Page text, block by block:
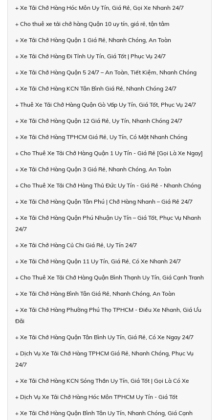
+ Xe Tải Chở Hàng Hóc Môn Uy Tín, Giá Rẻ, Gọi Xe Nhanh 24/7
+ Cho thuê xe tải chở hàng Quận 10 uy tín, giá rẻ, tận tâm
+ Xe Tải Chở Hàng Quận 1 Giá Rẻ, Nhanh Chóng, An Toàn
+ Xe Tải Chở Hàng Đi Tỉnh Uy Tín, Giá Tốt | Phục Vụ 24/7
+ Xe Tải Chở Hàng Quận 5 24/7 – An Toàn, Tiết Kiệm, Nhanh Chóng
+ Xe Tải Chở Hàng KCN Tân Bình Giá Rẻ, Nhanh Chóng 24/7
+ Thuê Xe Tải Chở Hàng Quận Gò Vấp Uy Tín, Giá Tốt, Phục Vụ 24/7
+ Xe Tải Chở Hàng Quận 12 Giá Rẻ, Uy Tín, Nhanh Chóng 24/7
+ Xe Tải Chở Hàng TPHCM Giá Rẻ, Uy Tín, Có Mặt Nhanh Chóng
+ Cho Thuê Xe Tải Chở Hàng Quận 1 Uy Tín - Giá Rẻ [Gọi Là Xe Ngay]
+ Xe Tải Chở Hàng Quận 3 Giá Rẻ, Nhanh Chóng, An Toàn
+ Cho Thuê Xe Tải Chở Hàng Thủ Đức Uy Tín - Giá Rẻ - Nhanh Chóng
+ Xe Tải Chở Hàng Quận Tân Phú | Chở Hàng Nhanh – Giá Rẻ 24/7
+ Xe Tải Chở Hàng Quận Phú Nhuận Uy Tín – Giá Tốt, Phục Vụ Nhanh
24/7
+ Xe Tải Chở Hàng Củ Chi Giá Rẻ, Uy Tín 24/7
+ Xe Tải Chở Hàng Quận 11 Uy Tín, Giá Rẻ, Có Xe Nhanh 24/7
+ Cho Thuê Xe Tải Chở Hàng Quận Bình Thạnh Uy Tín, Giá Cạnh Tranh
+ Xe Tải Chở Hàng Bình Tân Giá Rẻ, Nhanh Chóng, An Toàn
+ Xe Tải Chở Hàng Phường Phú Thọ TPHCM - Điều Xe Nhanh, Giá Ưu
Đãi
+ Xe Tải Chở Hàng Quận Tân Bình Uy Tín, Giá Rẻ, Có Xe Ngay 24/7
+ Dịch Vụ Xe Tải Chở Hàng TPHCM Giá Rẻ, Nhanh Chóng, Phục Vụ
24/7
+ Xe Tải Chở Hàng KCN Sóng Thần Uy Tín, Giá Tốt | Gọi Là Có Xe
+ Dịch Vụ Xe Tải Chở Hàng Hóc Môn TPHCM Uy Tín - Giá Tốt
+ Xe Tải Chở Hàng Quận Bình Tân Uy Tín, Nhanh Chóng, Giá Cạnh